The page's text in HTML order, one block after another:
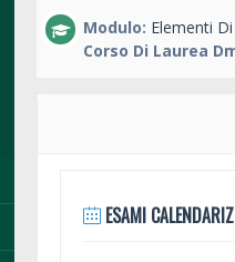
Modulo: Elementi
Corso Di Laurea
ESAMI